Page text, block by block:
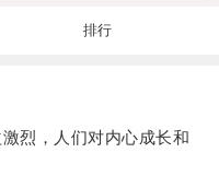
排行
烈，人们对内心成长和